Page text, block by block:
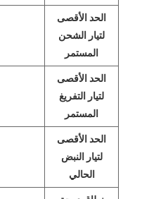
الحد الأقصى
لتيار الشحن
المستمر
الحد الأقصى
لتيار التفريغ
المستمر
الحد الأقصى
لتيار النبض
الحالي